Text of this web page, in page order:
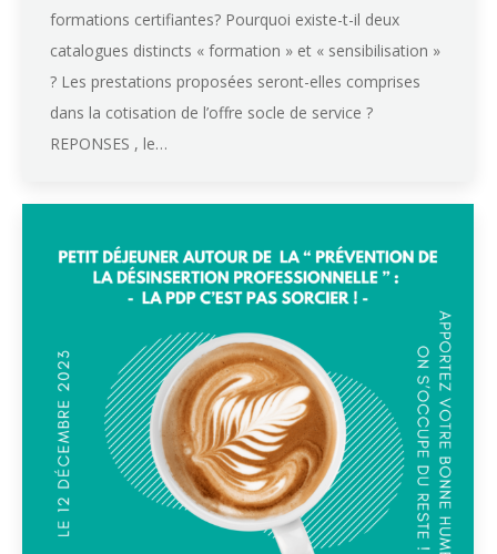
formations certifiantes? Pourquoi existe-t-il deux
catalogues distincts « formation » et « sensibilisation »
? Les prestations proposées seront-elles comprises
dans la cotisation de l’offre socle de service ?
REPONSES , le…